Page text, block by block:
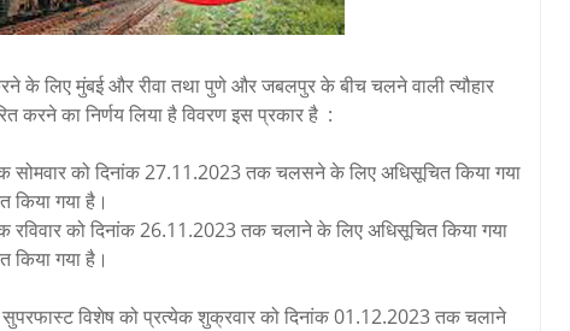
के लिए मुंबई और रीवा तथा पुणे और जबलपुर के बीच चलने वाली त्यौहार
करने का निर्णय लिया है विवरण इस प्रकार है :
को दिनांक 27.11.2023 तक चलसने के लिए अधिसूचित किया गया
किया गया है।
को दिनांक 26.11.2023 तक चलाने के लिए अधिसूचित किया गया
किया गया है।
सुपरफास्ट विशेष को प्रत्येक शुक्रवार को दिनांक 01.12.2023 तक चलाने